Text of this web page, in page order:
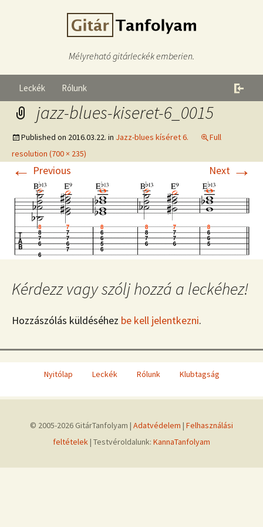
Mélyreható gitárleckék emberien.
Leckék Rólunk
jazz-blues-kiseret-6_0015
Published on 2016.03.22. in Jazz-blues kíséret 6.
Full
resolution (700 × 235)
← Previous Next →
Kérdezz vagy szólj hozzá a leckéhez!
Hozzászólás küldéséhez be kell jelentkezni.
Nyitólap Leckék Rólunk Klubtagság
© 2005-2026 GitárTanfolyam | Adatvédelem | Felhasználási
feltételek| Testvéroldalunk: KannaTanfolyam